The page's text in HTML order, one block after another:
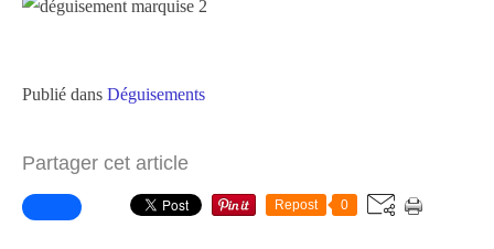
Publié dans Déguisements
Partager cet article
Repost 0